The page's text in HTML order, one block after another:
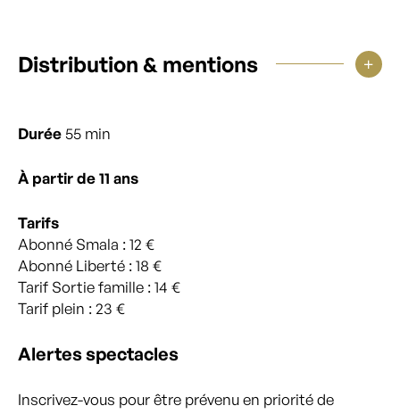
Distribution & mentions
Durée 55 min
À partir de 11 ans
Tarifs
Abonné Smala : 12 €
Abonné Liberté : 18 €
Tarif Sortie famille : 14 €
Tarif plein : 23 €
Alertes spectacles
Inscrivez-vous pour être prévenu en priorité de